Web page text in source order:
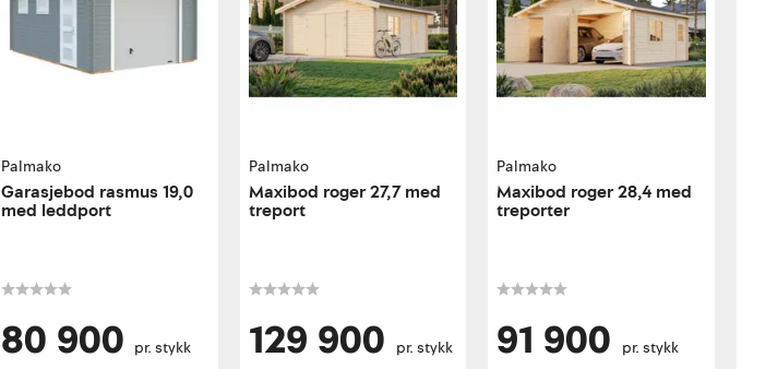
Palmako
Garasjebod rasmus 19,0
med leddport
80 900 pr. stykk
Palmako
Maxibod roger 27,7 med
treport
129 900 pr. stykk
Palmako
Maxibod roger 28,4 med
treporter
91 900 pr. stykk